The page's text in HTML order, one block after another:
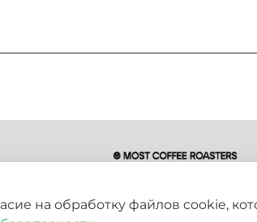
кофе
на обработку файлов cookie,